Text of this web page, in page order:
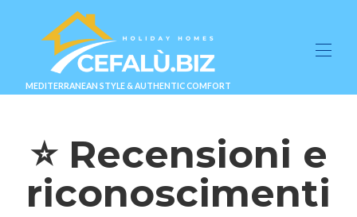
MEDITERRANEAN STYLE & AUTHENTIC COMFORT
▾
prüfen
▾
Benutzerdefinierter Seitenname (1)
Blog
⭐ Recensioni e
riconoscimenti